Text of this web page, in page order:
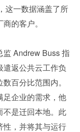
这一数据涵盖了所
的客户。
Andrew Buss 指
返公共云工作负
百分比范围内。
足企业的需求，他
不是迁回本地。此
性，并将其与运行